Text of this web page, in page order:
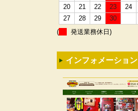
20
21 22 23 24
27
28 29
30
(
発送業務休日)
インフォメーション